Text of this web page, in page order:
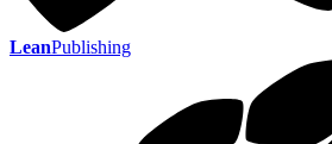
LeanPublishing